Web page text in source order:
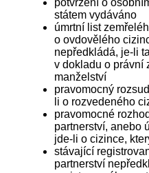
potvrzení o
státem vydáváno
úmrtní list
o ovdovělého
nepředkládá, je-li
v dokladu o právní
manželství
pravomocný
li o rozvedeného
pravomocné
partnerství, anebo
jde-li o cizince,
stávající
partnerství